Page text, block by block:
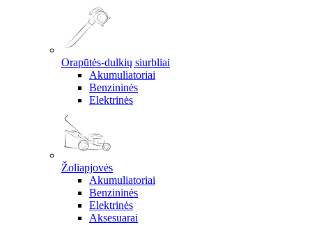
Orapūtės-dulkių siurbliai
Akumuliatoriai
Benzininės
Elektrinės
Žoliapjovės
Akumuliatoriai
Benzininės
Elektrinės
Aksesuarai